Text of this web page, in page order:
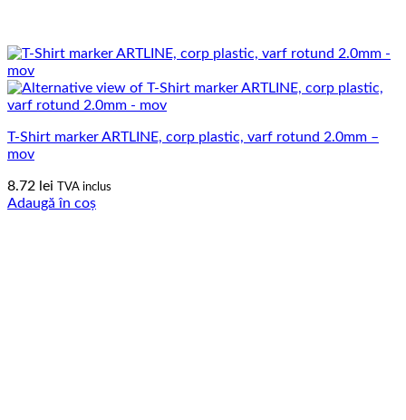
T-Shirt marker ARTLINE, corp plastic, varf rotund 2.0mm –
mov
8.72 lei TVA inclus
Adaugă în coș